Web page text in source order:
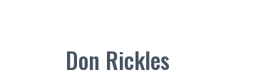
Don Rickles